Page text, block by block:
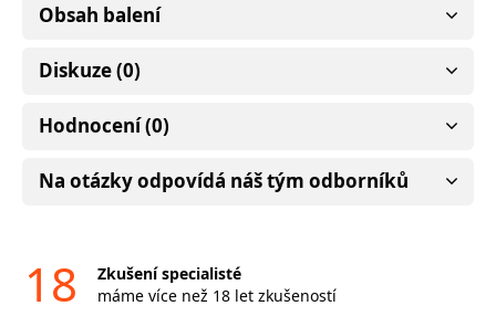
Obsah balení
Diskuze (0)
Hodnocení (0)
Na otázky odpovídá náš tým odborníků
18
Zkušení specialisté
máme více než 18 let zkušeností